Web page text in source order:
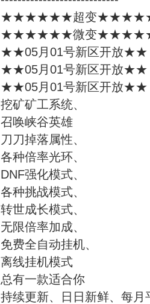
★★★★★★超变★★★★★★
★★★★★★微变★★★★★★
★★05月01号新区开放★★
★★05月01号新区开放★★
★★05月01号新区开放★★
挖矿矿工系统、
召唤峡谷英雄
刀刀掉落属性、
各种倍率光环、
DNF强化模式、
各种挑战模式、
转世成长模式、
无限倍率加成、
免费全自动挂机、
离线挂机模式
总有一款适合你
持续更新、日日新鲜、每